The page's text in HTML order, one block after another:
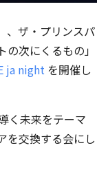
、ザ・プリンスパ
次にくるもの」
ja night を開催し
く未来をテーマ
を交換する会にし